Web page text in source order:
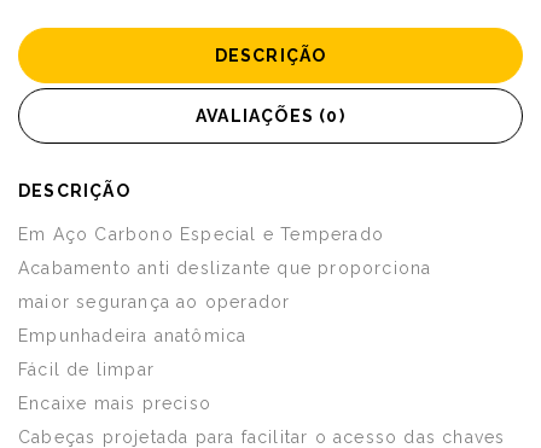
DESCRIÇÃO
AVALIAÇÕES (0)
DESCRIÇÃO
Em Aço Carbono Especial e Temperado
Acabamento anti deslizante que proporciona
maior segurança ao operador
Empunhadeira anatômica
Fácil de limpar
Encaixe mais preciso
Cabeças projetada para facilitar o acesso das chaves